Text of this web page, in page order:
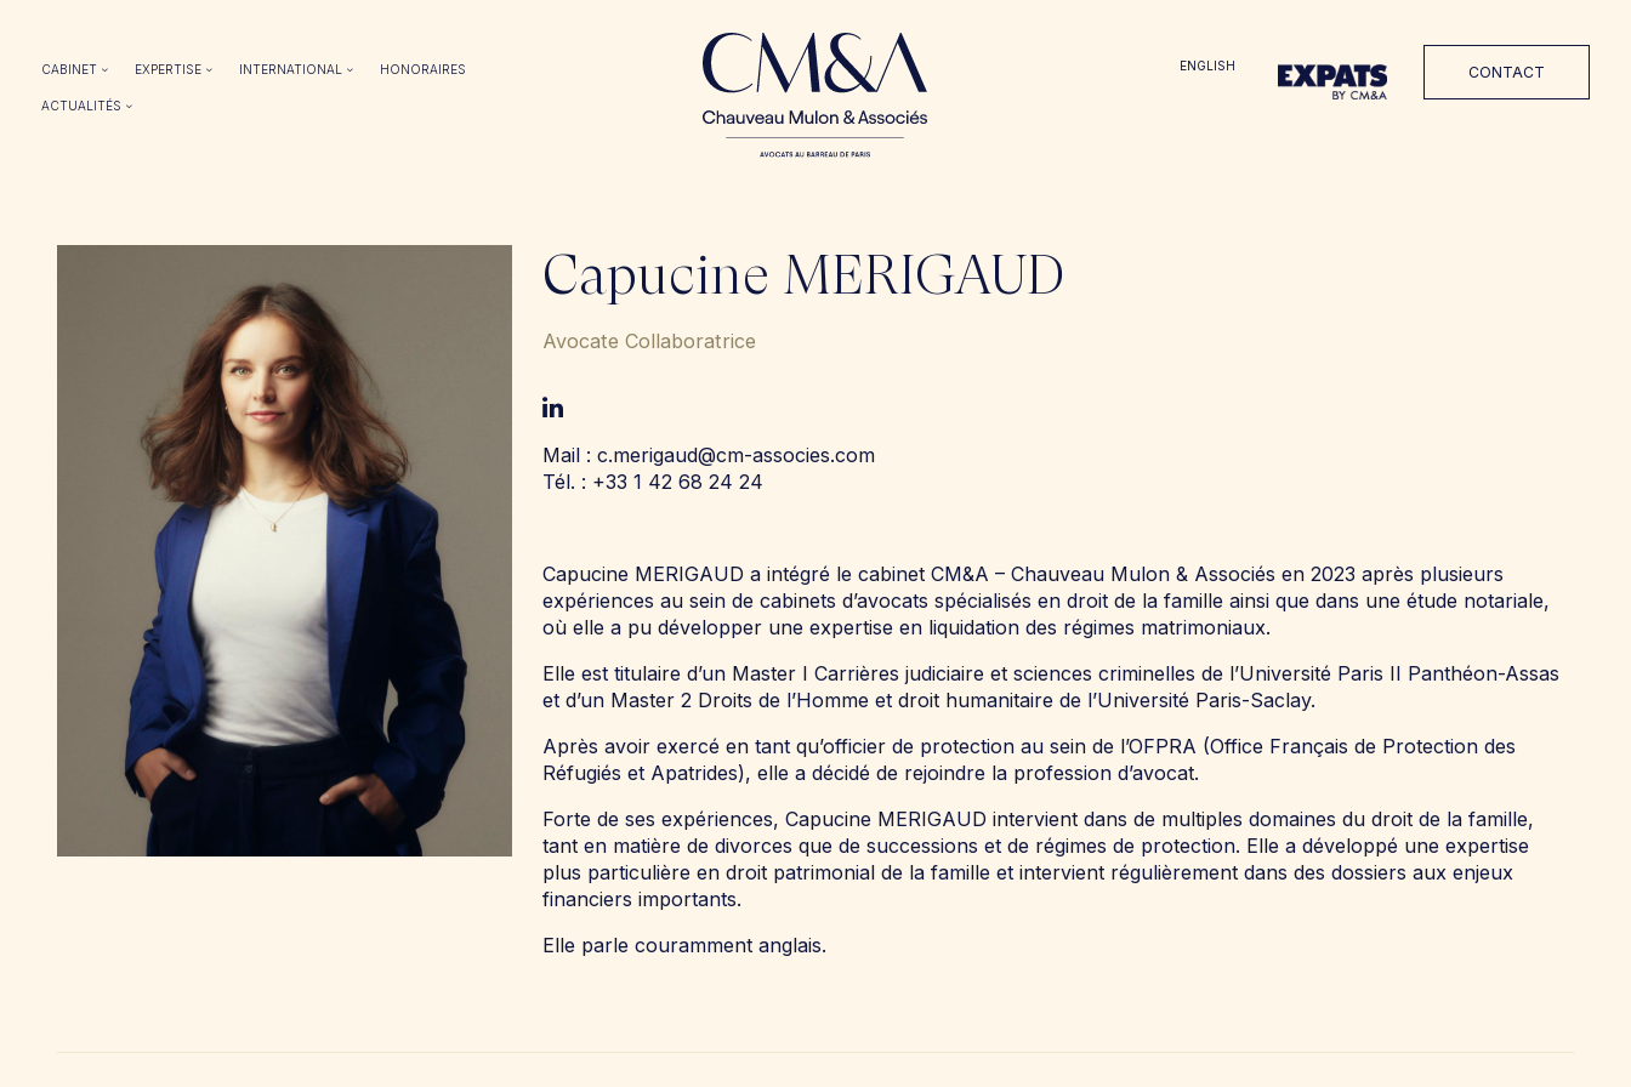
CABINET EXPERTISE INTERNATIONAL HONORAIRES
ACTUALITÉS
ENGLISH CONTACT
Capucine MERIGAUD
Avocate Collaboratrice
Mail : c.merigaud@cm-associes.com
Tél. : +33 1 42 68 24 24
Capucine MERIGAUD a intégré le cabinet CM&A – Chauveau Mulon & Associés en 2023 après plusieurs
expériences au sein de cabinets d’avocats spécialisés en droit de la famille ainsi que dans une étude notariale,
où elle a pu développer une expertise en liquidation des régimes matrimoniaux.
Elle est titulaire d’un Master I Carrières judiciaire et sciences criminelles de l’Université Paris II Panthéon-Assas
et d’un Master 2 Droits de l’Homme et droit humanitaire de l’Université Paris-Saclay.
Après avoir exercé en tant qu’officier de protection au sein de l’OFPRA (Office Français de Protection des
Réfugiés et Apatrides), elle a décidé de rejoindre la profession d’avocat.
Forte de ses expériences, Capucine MERIGAUD intervient dans de multiples domaines du droit de la famille,
tant en matière de divorces que de successions et de régimes de protection. Elle a développé une expertise
plus particulière en droit patrimonial de la famille et intervient régulièrement dans des dossiers aux enjeux
financiers importants.
Elle parle couramment anglais.